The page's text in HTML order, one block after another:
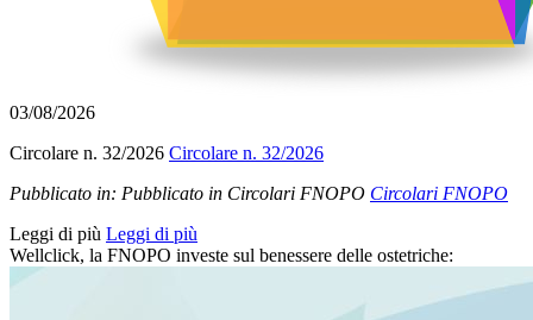
03/08/2026
Circolare n. 32/2026 Circolare n. 32/2026
Pubblicato in: Pubblicato in Circolari FNOPO Circolari FNOPO
Leggi di più Leggi di più
Wellclick, la FNOPO investe sul benessere delle ostetriche: